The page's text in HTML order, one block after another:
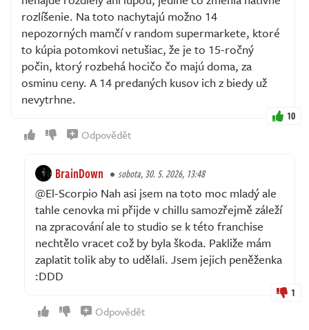
rozlíšenie. Na toto nachytajú možno 14
nepozorných mamčí v random supermarkete, ktoré
to kúpia potomkovi netušiac, že je to 15-ročný
počin, ktorý rozbehá hocičo čo majú doma, za
osminu ceny. A 14 predaných kusov ich z biedy už
nevytrhne.
10
Odpovědět
BrainDown sobota, 30. 5. 2026, 13:48
@El-Scorpio Nah asi jsem na toto moc mladý ale
tahle cenovka mi přijde v chillu samozřejmě záleží
na zpracování ale to studio se k této franchise
nechtělo vracet což by byla škoda. Pakliže mám
zaplatit tolik aby to udělali. Jsem jejich peněženka
:DDD
1
Odpovědět